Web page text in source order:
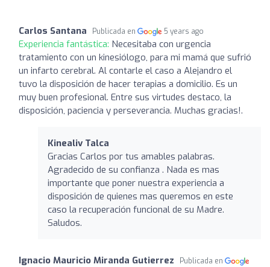
Carlos Santana Publicada en 5 years ago
Experiencia fantástica: Necesitaba con urgencia
tratamiento con un kinesiólogo, para mi mamá que sufrió
un infarto cerebral. Al contarle el caso a Alejandro el
tuvo la disposición de hacer terapias a domicilio. Es un
muy buen profesional. Entre sus virtudes destaco, la
disposición, paciencia y perseverancia. Muchas gracias!.
Kinealiv Talca
Gracias Carlos por tus amables palabras.
Agradecido de su confianza . Nada es mas
importante que poner nuestra experiencia a
disposición de quienes mas queremos en este
caso la recuperación funcional de su Madre.
Saludos.
Ignacio Mauricio Miranda Gutierrez
Publicada en